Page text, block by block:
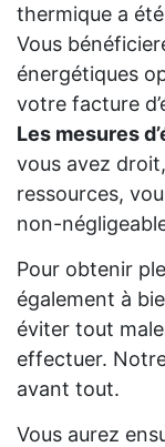
thermique a
Vous
énergétiques
votre facture
Les mesures
vous avez
ressources,
non-
Pour obtenir
également à
éviter tout
effectuer.
avant tout.
Vous aurez